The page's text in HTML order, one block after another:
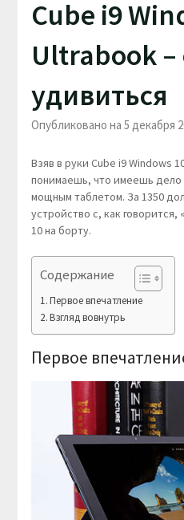
Cube i9
Ultrabook –
удивиться
Опубликовано на 5 декабря
Взяв в руки Cube i9 Windows
понимаешь, что имеешь дело
мощным таблетом. За 1350
устройство с, как
10 на борту.
Содержание
Первое впечатление
Взгляд вовнутрь
Первое